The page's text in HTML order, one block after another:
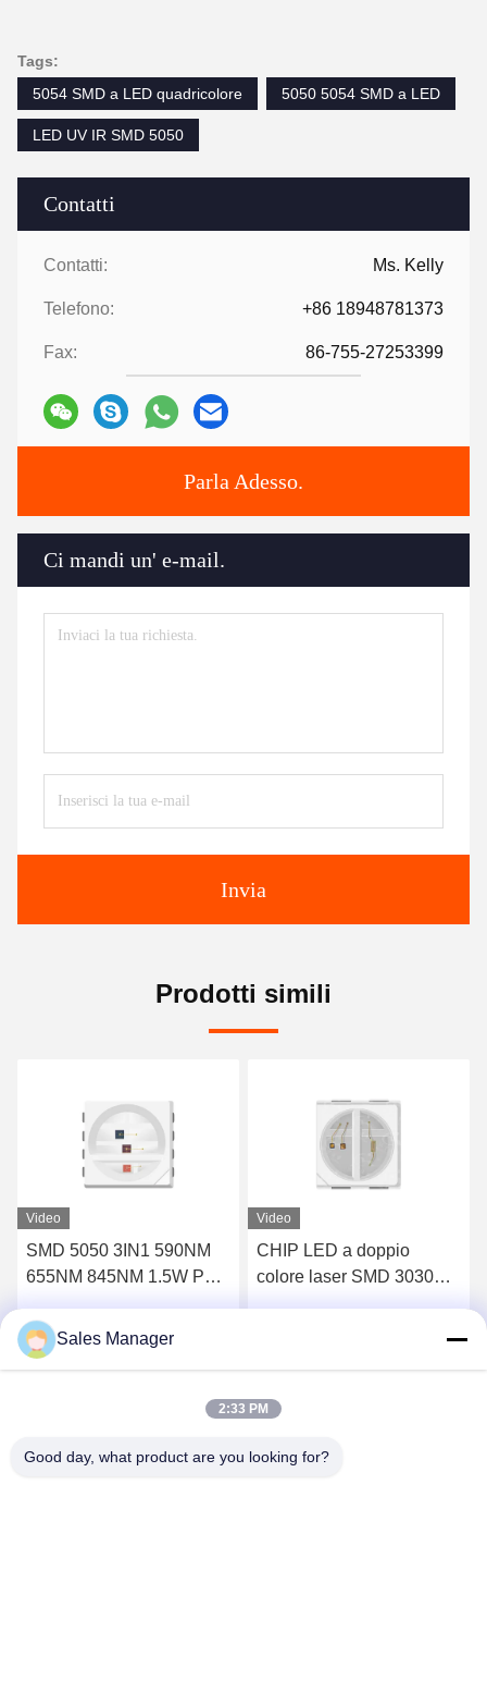
Contatti
Contatti: Ms. Kelly
Telefono: +86 18948781373
Fax: 86-755-27253399
Parla Adesso.
Ci mandi un' e-mail.
Invia
Tags:
5054 SMD a LED quadricolore
5050 5054 SMD a LED
LED UV IR SMD 5050
Prodotti simili
Video
SMD 5050 3IN1 590NM
655NM 845NM 1.5W Per
Luce Rossa Infrarossa
Parla Adesso.
Video
CHIP LED a doppio
colore laser SMD 3030
Sales Manager
2:33 PM
Good day, what product are you looking for?